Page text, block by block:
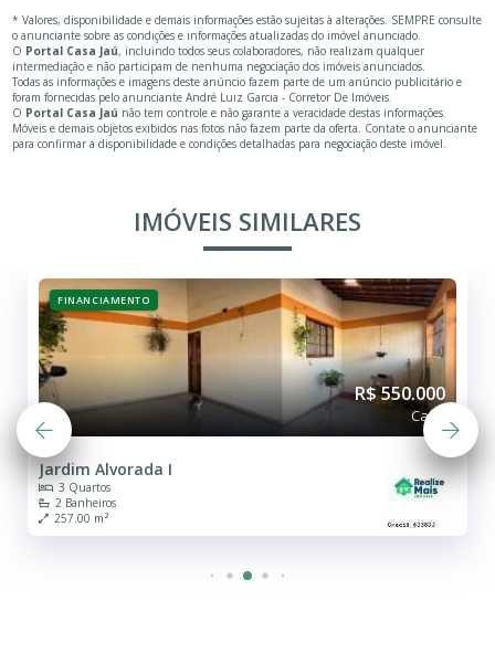
* Valores, disponibilidade e demais informações estão sujeitas à alterações. SEMPRE consulte
o anunciante sobre as condições e informações atualizadas do imóvel anunciado.
O Portal Casa Jaú, incluindo todos seus colaboradores, não realizam qualquer
intermediação e não participam de nenhuma negociação dos imóveis anunciados.
Todas as informações e imagens deste anúncio fazem parte de um anúncio publicitário e
foram fornecidas pelo anunciante André Luiz Garcia - Corretor De Imóveis.
O Portal Casa Jaú não tem controle e não garante a veracidade destas informações.
Móveis e demais objetos exibidos nas fotos não fazem parte da oferta. Contate o anunciante
para confirmar a disponibilidade e condições detalhadas para negociação deste imóvel.
IMÓVEIS SIMILARES
FINANCIAMENTO
R$ 550.000
Casa
Jardim Alvorada I
3 Quartos
2 Banheiros
257.00 m²